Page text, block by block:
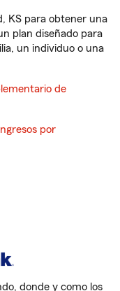
KS para obtener una
plan diseñado para
un individuo o una
de
por
donde y como los